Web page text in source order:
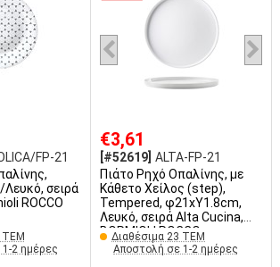
FP-21
σειρά
ROCCO
ΤΕΜ
2 ημέρες
€3,61
[#52619] ALTA-FP-21
Πιάτο Ρηχό Οπαλίνης, με
Κάθετο Χείλος (step),
Tempered, φ21xY1.8cm,
Λευκό, σειρά Alta Cucina,
BORMIOLI ROCCO
Διαθέσιμα 23 ΤΕΜ
Αποστολή σε 1-2 ημέρες